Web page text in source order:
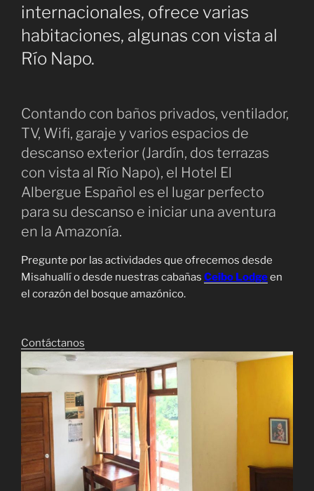
internacionales, ofrece varias
habitaciones, algunas con vista al
Río Napo.
Contando con baños privados, ventilador,
TV, Wifi, garaje y varios espacios de
descanso exterior (Jardín, dos terrazas
con vista al Río Napo), el Hotel El
Albergue Español es el lugar perfecto
para su descanso e iniciar una aventura
en la Amazonía.
Pregunte por las actividades que ofrecemos desde
Misahuallí o desde nuestras cabañas Ceibo Lodgeen
el corazón del bosque amazónico.
Contáctanos